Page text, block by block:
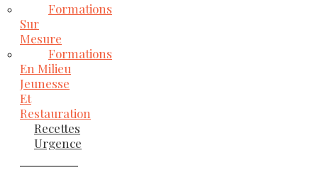
Formations
Sur
Mesure
Formations
En Milieu
Jeunesse
Et
Restauration
Recettes
Urgence